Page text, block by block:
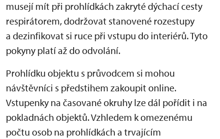
musejí mít při prohlídkách zakryté dýchací cesty
respirátorem, dodržovat stanovené rozestupy
a dezinfikovat si ruce při vstupu do interiérů. Tyto
pokyny platí až do odvolání.
Prohlídku objektu s průvodcem si mohou
návštěvníci s předstihem zakoupit online.
Vstupenky na časované okruhy lze dál pořídit i na
pokladnách objektů. Vzhledem k omezenému
počtu osob na prohlídkách a trvajícím